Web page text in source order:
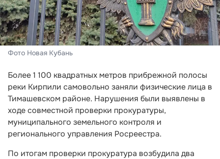
Фото Новая Кубань
Более 1 100 квадратных метров прибрежной полосы
реки Кирпили самовольно заняли физические лица в
Тимашевском районе. Нарушения были выявлены в
ходе совместной проверки прокуратуры,
муниципального земельного контроля и
регионального управления Росреестра.
По итогам проверки прокуратура возбудила два